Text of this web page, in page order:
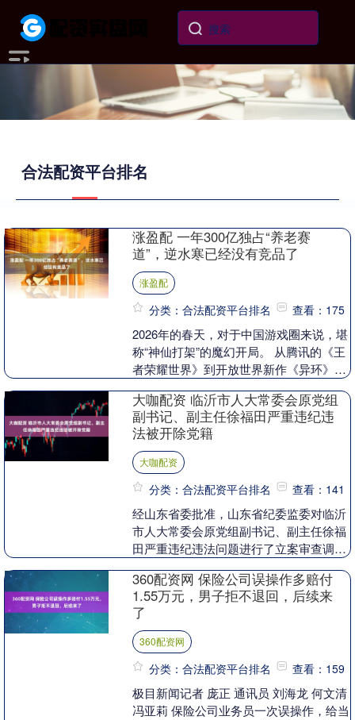
合法配资平台排名
涨盈配 一年300亿独占“养老赛
道”，逆水寒已经没有竞品了
涨盈配
分类：合法配资平台排名 查看：175
2026年的春天，对于中国游戏圈来说，堪
称“神仙打架”的魔幻开局。 从腾讯的《王
者荣耀世界》到开放世界新作《异环》，
所有大厂....
大咖配资 临沂市人大常委会原党组
副书记、副主任徐福田严重违纪违
法被开除党籍
大咖配资
分类：合法配资平台排名 查看：141
经山东省委批准，山东省纪委监委对临沂
市人大常委会原党组副书记、副主任徐福
田严重违纪违法问题进行了立案审查调
心使命，在党内搞....
360配资网 保险公司误操作多赔付
1.55万元，男子拒不退回，后续来
了
360配资网
分类：合法配资平台排名 查看：159
极目新闻记者 庞正 通讯员 刘海龙 何文清
冯亚莉 保险公司业务员一次误操作，给当